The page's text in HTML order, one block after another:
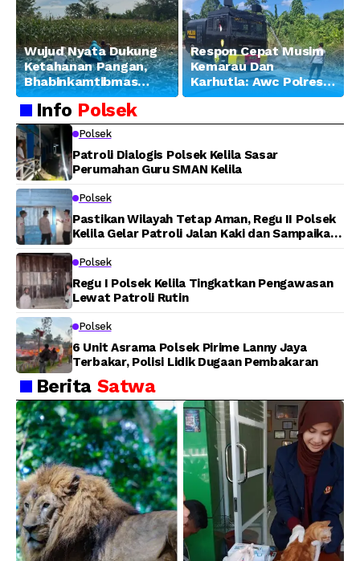
Wujud Nyata Dukung
Ketahanan Pangan,
Bhabinkamtibmas
Banjar Ausoy Turun
Langsung Bantu
Warga Panen Jagung
Respon Cepat Musim
Kemarau Dan
Karhutla: Awc Polres
Teluk Bintuni
Lahan di Jalan Poros
Info Polsek
Polsek
Patroli Dialogis Polsek Kelila Sasar
Perumahan Guru SMAN Kelila
Polsek
Pastikan Wilayah Tetap Aman, Regu II Polsek
Kelila Gelar Patroli Jalan Kaki dan Sampaikan
Polsek
Regu I Polsek Kelila Tingkatkan Pengawasan
Lewat Patroli Rutin
Polsek
6 Unit Asrama Polsek Pirime Lanny Jaya
Terbakar, Polisi Lidik Dugaan Pembakaran
Berita Satwa